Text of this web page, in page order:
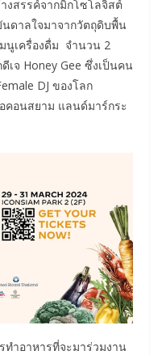
งสรรค์จากมิกโซโลจิสต์
ดาลใจมาจากวัตถุดิบพื้น
นูเครื่องดื่ม จำนวน 2
เจ Honey Gee ซึ่งเป็นคน
DJ ของโลก
คอนสยาม แลนด์มาร์กระ
ำอาหารที่จะมาร่วมงาน